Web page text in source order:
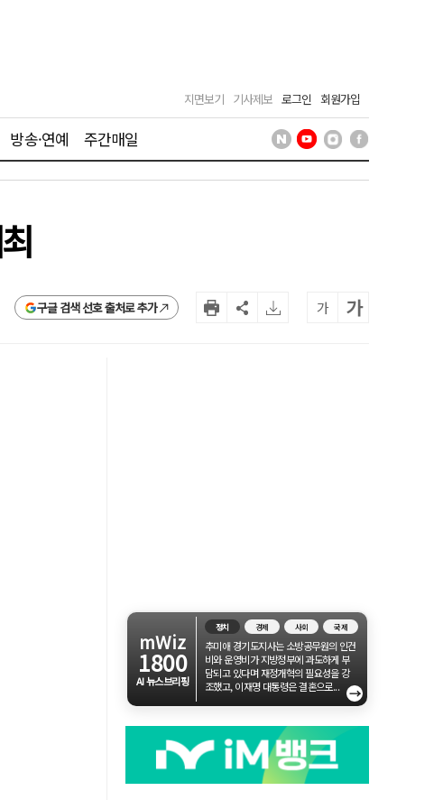
지면보기 기사제보 로그인 회원가입
방송·연예 주간매일
구글 검색 선호 출처로 추가 가 가
mWiz
1800
AI 뉴스브리핑
정치 경제 사회 국제
추미애 경기도지사는 소방공무원의 인건
비와 운영비가 지방정부에 과도하게 부
담되고 있다며 재정개혁의 필요성을 강
조했고, 이재명 대통령은 결혼으로...
→